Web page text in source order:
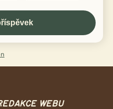
WEBU